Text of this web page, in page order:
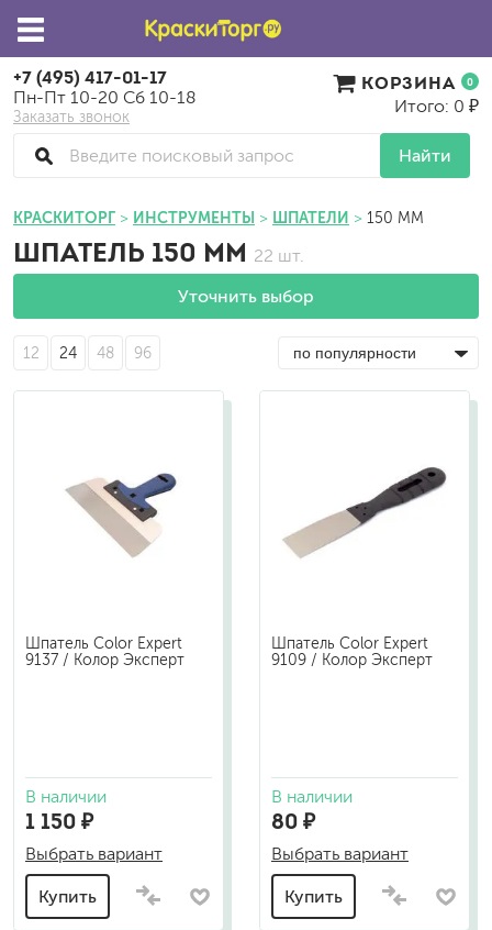
+7 (495) 417-01-17
Пн-Пт 10-20 Сб 10-18
Заказать звонок
Найти
КОРЗИНА 0
Итого: 0 ₽
КРАСКИТОРГ ИНСТРУМЕНТЫ ШПАТЕЛИ 150 ММ
ШПАТЕЛЬ 150 ММ 22 шт.
Уточнить выбор
12 24 48 96
Шпатель Color Expert
9137 / Колор Эксперт
В наличии
1 150 ₽
Выбрать вариант
Купить
Шпатель Color Expert
9109 / Колор Эксперт
В наличии
80 ₽
Выбрать вариант
Купить